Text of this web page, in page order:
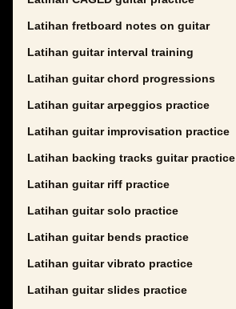
Latihan fretboard notes on guitar
Latihan guitar interval training
Latihan guitar chord progressions
Latihan guitar arpeggios practice
Latihan guitar improvisation practice
Latihan backing tracks guitar practice
Latihan guitar riff practice
Latihan guitar solo practice
Latihan guitar bends practice
Latihan guitar vibrato practice
Latihan guitar slides practice